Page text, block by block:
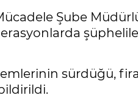
Şube
sürdüğü,